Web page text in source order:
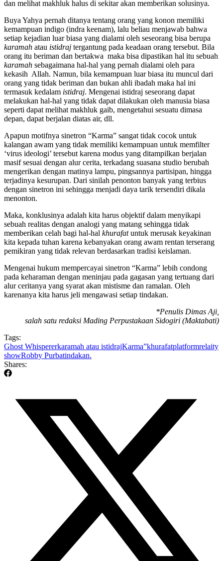
dan melihat makhluk halus di sekitar akan memberikan solusinya.
Buya Yahya pernah ditanya tentang orang yang konon memiliki
kemampuan indigo (indra keenam), lalu beliau menjawab bahwa
setiap kejadian luar biasa yang dialami oleh seseorang bisa berupa
karamah atau istidraj tergantung pada keadaan orang tersebut. Bila
orang itu beriman dan bertakwa maka bisa dipastikan hal itu sebuah
karamah sebagaimana hal-hal yang pernah dialami oleh para
kekasih Allah. Namun, bila kemampuan luar biasa itu muncul dari
orang yang tidak beriman dan bukan ahli ibadah maka hal ini
termasuk kedalam istidraj. Mengenai istidraj seseorang dapat
melakukan hal-hal yang tidak dapat dilakukan oleh manusia biasa
seperti dapat melihat makhluk gaib, mengetahui sesuatu dimasa
depan, dapat berjalan diatas air, dll.
Apapun motifnya sinetron “Karma” sangat tidak cocok untuk
kalangan awam yang tidak memiliki kemampuan untuk memfilter
‘virus ideologi’ tersebut karena modus yang ditampilkan berjalan
masif sesuai dengan alur cerita, terkadang suasana studio berubah
mengerikan dengan matinya lampu, pingsannya partisipan, hingga
terjadinya kesurupan. Dari sinilah penonton banyak yang terbius
dengan sinetron ini sehingga menjadi daya tarik tersendiri dikala
menonton.
Maka, konklusinya adalah kita harus objektif dalam menyikapi
sebuah realitas dengan analogi yang matang sehingga tidak
memberikan celah bagi hal-hal khurafatuntuk merusak keyakinan
kita kepada tuhan karena kebanyakan orang awam rentan terserang
pemikiran yang tidak relevan berdasarkan tradisi keislaman.
Mengenai hukum mempercayai sinetron “Karma” lebih condong
pada keharaman dengan meninjau pada gagasan yang tertuang dari
alur ceritanya yang syarat akan mistisme dan ramalan. Oleh
karenanya kita harus jeli mengawasi setiap tindakan.
*Penulis Dimas Aji,
salah satu redaksi Mading Perpustakaan Sidogiri (Maktabati)
Tags:
Ghost Whispererkaramah atau istidrajKarma”khurafatplatformrelaity
showRobby Purbatindakan.
Shares: